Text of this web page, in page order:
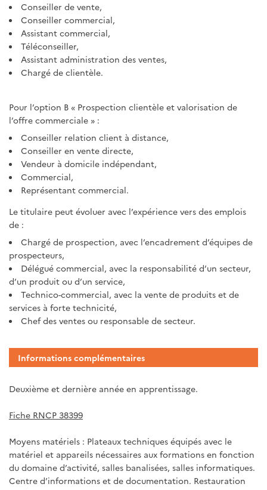
Conseiller de vente,
Conseiller commercial,
Assistant commercial,
Téléconseiller,
Assistant administration des ventes,
Chargé de clientèle.
Pour l’option B « Prospection clientèle et valorisation de
l’offre commerciale » :
Conseiller relation client à distance,
Conseiller en vente directe,
Vendeur à domicile indépendant,
Commercial,
Représentant commercial.
Le titulaire peut évoluer avec l’expérience vers des emplois
de :
Chargé de prospection, avec l’encadrement d’équipes de
prospecteurs,
Délégué commercial, avec la responsabilité d’un secteur,
d’un produit ou d’un service,
Technico-commercial, avec la vente de produits et de
services à forte technicité,
Chef des ventes ou responsable de secteur.
Informations complémentaires
Deuxième et dernière année en apprentissage.
Fiche RNCP 38399
Moyens matériels : Plateaux techniques équipés avec le
matériel et appareils nécessaires aux formations en fonction
du domaine d’activité, salles banalisées, salles informatiques.
Centre d’informations et de documentation. Restauration